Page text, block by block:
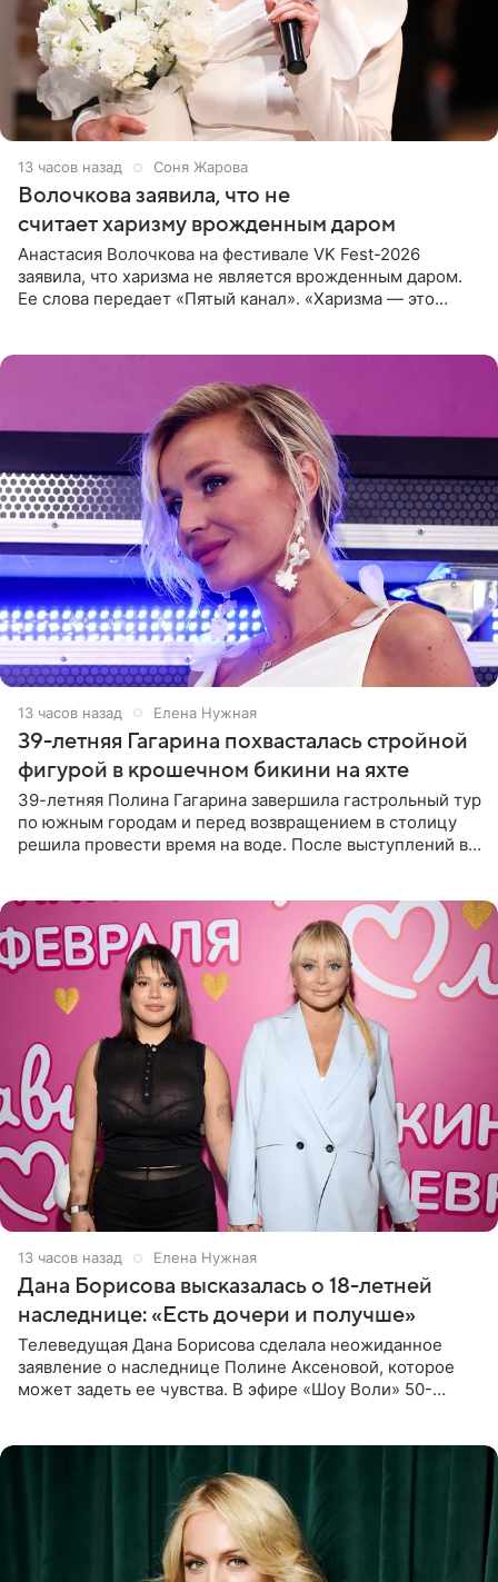
13 часов назад Соня Жарова
Волочкова заявила, что не
считает харизму врожденным даром
Анастасия Волочкова на фестивале VK Fest-2026
заявила, что харизма не является врожденным даром.
Ее слова передает «Пятый канал». «Харизма — это
13 часов назад Елена Нужная
39-летняя Гагарина похвасталась стройной
фигурой в крошечном бикини на яхте
39-летняя Полина Гагарина завершила гастрольный тур
по южным городам и перед возвращением в столицу
решила провести время на воде. После выступлений в
13 часов назад Елена Нужная
Дана Борисова высказалась о 18-летней
наследнице: «Есть дочери и получше»
Телеведущая Дана Борисова сделала неожиданное
заявление о наследнице Полине Аксеновой, которое
может задеть ее чувства. В эфире «Шоу Воли» 50-